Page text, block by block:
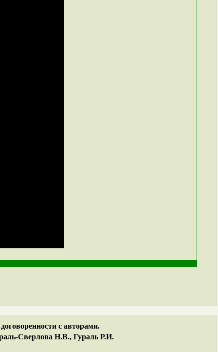
с авторами.
Сверлова Н.В., Гураль Р.И.